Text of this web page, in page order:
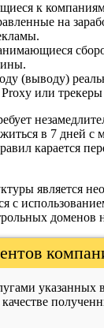
к
на
(выводу)
или трекеры
в 7 дней с
карается
является
с
доменов